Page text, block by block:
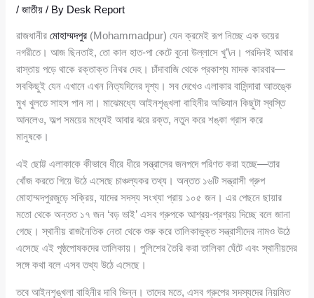
/জাতীয় / By Desk Report
রাজধানীরমোহাম্মদপুর (Mohammadpur) যেন ক্রমেই রূপ নিচ্ছে এক ভয়ের
নগরীতে। আজ ছিনতাই, তো কাল হাত-পা কেটে বুনো উল্লাসে খু’\ন। পরদিনই আবার
রাস্তায় পড়ে থাকে রক্তাক্ত নিথর দেহ। চাঁদাবাজি থেকে প্রকাশ্য মাদক কারবার—
সবকিছুই যেন এখানে এখন নিত্যদিনের দৃশ্য। সব দেখেও এলাকার বাসিন্দারা আতঙ্কে
মুখ খুলতে সাহস পান না। মাঝেমধ্যে আইনশৃঙ্খলা বাহিনীর অভিযান কিছুটা স্বস্তি
আনলেও, অল্প সময়ের মধ্যেই আবার ঝরে রক্ত, নতুন করে শঙ্কা গ্রাস করে
মানুষকে।
এই ছোট্ট এলাকাকে কীভাবে ধীরে ধীরে সন্ত্রাসের জনপদে পরিণত করা হচ্ছে—তার
খোঁজ করতে গিয়ে উঠে এসেছে চাঞ্চল্যকর তথ্য। অন্তত ১৬টি সন্ত্রাসী গ্রুপ
মোহাম্মদপুরজুড়ে সক্রিয়, যাদের সদস্য সংখ্যা প্রায় ১০৫ জন। এর পেছনে ছায়ার
মতো থেকে অন্তত ১৭ জন ‘বড় ভাই’ এসব গ্রুপকে আশ্রয়-প্রশ্রয় দিচ্ছে বলে জানা
গেছে। স্থানীয় রাজনৈতিক নেতা থেকে শুরু করে তালিকাভুক্ত সন্ত্রাসীদের নামও উঠে
এসেছে এই পৃষ্ঠপোষকদের তালিকায়। পুলিশের তৈরি করা তালিকা ঘেঁটে এবং স্থানীয়দের
সঙ্গে কথা বলে এসব তথ্য উঠে এসেছে।
তবে আইনশৃঙ্খলা বাহিনীর দাবি ভিন্ন। তাদের মতে, এসব গ্রুপের সদস্যদের নিয়মিত